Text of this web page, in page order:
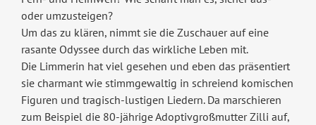
oder umzusteigen?
Um das zu klären, nimmt sie die Zuschauer auf eine
rasante Odyssee durch das wirkliche Leben mit.
Die Limmerin hat viel gesehen und eben das präsentiert
sie charmant wie stimmgewaltig in schreiend komischen
Figuren und tragisch-lustigen Liedern. Da marschieren
zum Beispiel die 80-jährige Adoptivgroßmutter Zilli auf,